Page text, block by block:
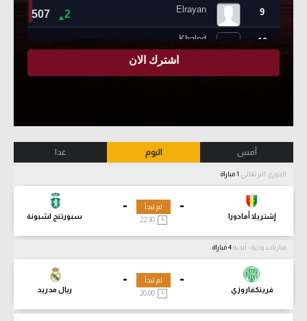
أمس اليوم غدا
الدوري البرتغالي
-
إشتريلا أمادورا
-
سبورتنج لشبونة
لم تبدأ
مباريات ودية - أندية
-
فرينكفاروزي
-
ريال مدريد
لم تبدأ